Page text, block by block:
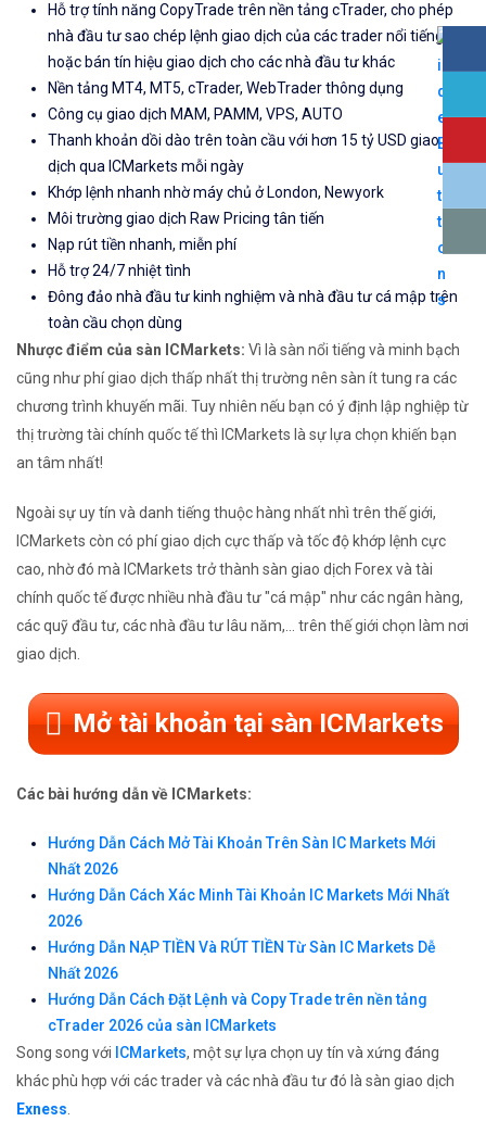
Hỗ trợ tính năng CopyTrade trên nền tảng cTrader, cho phép
nhà đầu tư sao chép lệnh giao dịch của các trader nổi tiếng
hoặc bán tín hiệu giao dịch cho các nhà đầu tư khác
Nền tảng MT4, MT5, cTrader, WebTrader thông dụng
Công cụ giao dịch MAM, PAMM, VPS, AUTO
Thanh khoản dồi dào trên toàn cầu với hơn 15 tỷ USD giao
dịch qua ICMarkets mỗi ngày
Khớp lệnh nhanh nhờ máy chủ ở London, Newyork
Môi trường giao dịch Raw Pricing tân tiến
Nạp rút tiền nhanh, miễn phí
Hỗ trợ 24/7 nhiệt tình
Đông đảo nhà đầu tư kinh nghiệm và nhà đầu tư cá mập trên
toàn cầu chọn dùng
Nhược điểm của sàn ICMarkets: Vì là sàn nổi tiếng và minh bạch
cũng như phí giao dịch thấp nhất thị trường nên sàn ít tung ra các
chương trình khuyến mãi. Tuy nhiên nếu bạn có ý định lập nghiệp từ
thị trường tài chính quốc tế thì ICMarkets là sự lựa chọn khiến bạn
an tâm nhất!
Ngoài sự uy tín và danh tiếng thuộc hàng nhất nhì trên thế giới,
ICMarkets còn có phí giao dịch cực thấp và tốc độ khớp lệnh cực
cao, nhờ đó mà ICMarkets trở thành sàn giao dịch Forex và tài
chính quốc tế được nhiều nhà đầu tư "cá mập" như các ngân hàng,
các quỹ đầu tư, các nhà đầu tư lâu năm,... trên thế giới chọn làm nơi
giao dịch.
Mở tài khoản tại sàn ICMarkets
Các bài hướng dẫn về ICMarkets:
Hướng Dẫn Cách Mở Tài Khoản Trên Sàn IC Markets Mới
Nhất 2026
Hướng Dẫn Cách Xác Minh Tài Khoản IC Markets Mới Nhất
2026
Hướng Dẫn NẠP TIỀN Và RÚT TIỀN Từ Sàn IC Markets Dễ
Nhất 2026
Hướng Dẫn Cách Đặt Lệnh và Copy Trade trên nền tảng
cTrader 2026 của sàn ICMarkets
Song song với ICMarkets, một sự lựa chọn uy tín và xứng đáng
khác phù hợp với các trader và các nhà đầu tư đó là sàn giao dịch
Exness